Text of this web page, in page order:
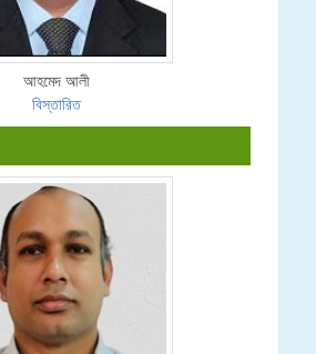
আহমেদ আলী
বিস্তারিত